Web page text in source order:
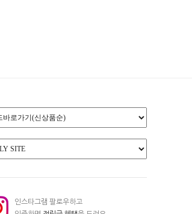
인스타그램 팔로우하고